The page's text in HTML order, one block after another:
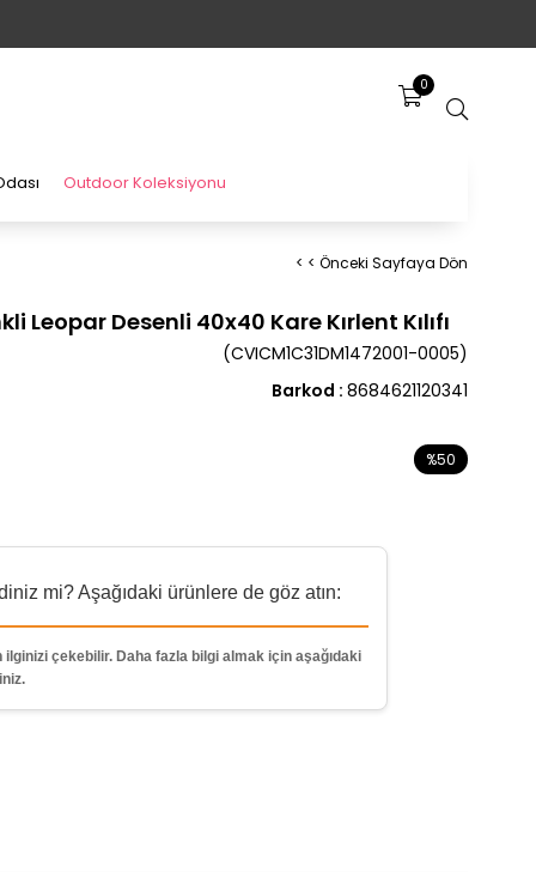
0
Outdoor Koleksiyonu
< < Önceki Sayfaya Dön
Leopar Desenli 40x40 Kare Kırlent Kılıfı
(CVICM1C31DM1472001-0005)
Barkod : 8684621120341
%50
mi? Aşağıdaki ürünlere de göz atın:
ilginizi çekebilir. Daha fazla bilgi almak için aşağıdaki